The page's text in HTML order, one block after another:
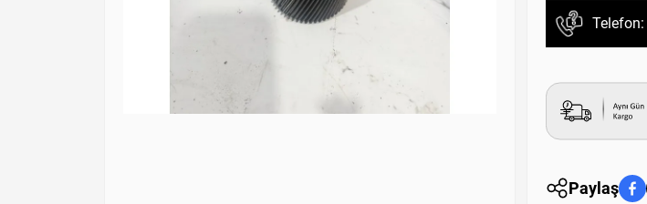
Telefon:
Paylaş